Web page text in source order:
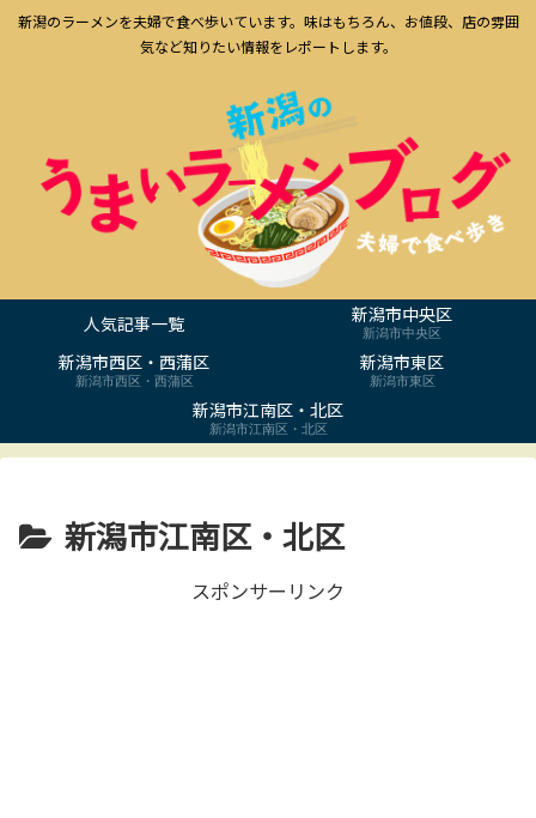
新潟のラーメンを夫婦で食べ歩いています。味はもちろん、お値段、店の雰囲
気など知りたい情報をレポートします。
人気記事一覧 新潟市中央区
新潟市中央区
新潟市西区・西蒲区
新潟市西区・西蒲区
新潟市東区
新潟市東区
新潟市江南区・北区
新潟市江南区・北区
新潟市江南区・北区
スポンサーリンク